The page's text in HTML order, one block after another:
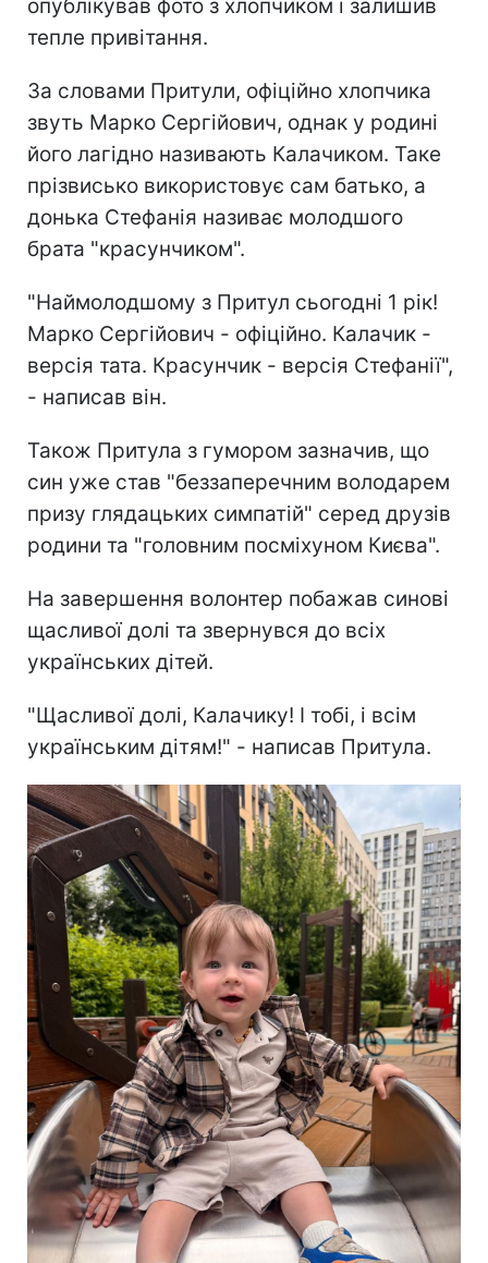
опублікував фото з хлопчиком і залишив
тепле привітання.
За словами Притули, офіційно хлопчика
звуть Марко Сергійович, однак у родині
його лагідно називають Калачиком. Таке
прізвисько використовує сам батько, а
донька Стефанія називає молодшого
брата "красунчиком".
"Наймолодшому з Притул сьогодні 1 рік!
Марко Сергійович - офіційно. Калачик -
версія тата. Красунчик - версія Стефанії",
- написав він.
Також Притула з гумором зазначив, що
син уже став "беззаперечним володарем
призу глядацьких симпатій" серед друзів
родини та "головним посміхуном Києва".
На завершення волонтер побажав синові
щасливої долі та звернувся до всіх
українських дітей.
"Щасливої долі, Калачику! І тобі, і всім
українським дітям!" - написав Притула.